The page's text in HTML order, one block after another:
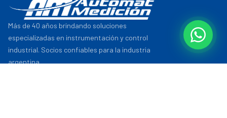
Más de 40 años brindando soluciones
especializadas en instrumentación y control
industrial. Socios confiables para la industria
argentina.